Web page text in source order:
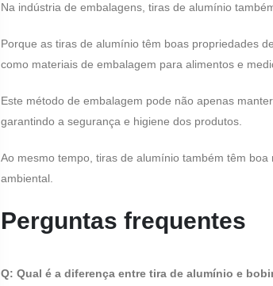
Na indústria de embalagens, tiras de alumínio
Porque as tiras de alumínio têm boas propriedades
como materiais de embalagem para alimentos e
Este método de embalagem pode não apenas
garantindo a segurança e higiene dos produtos.
Ao mesmo tempo, tiras de alumínio também têm
ambiental.
Perguntas frequentes
Q: Qual é a diferença entre tira de alumínio e